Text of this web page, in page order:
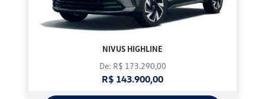
NIVUS HIGHLINE
De: R$ 173.290,00
R$ 143.900,00